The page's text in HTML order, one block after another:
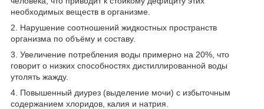
необходимых веществ в организме.
2. Нарушение соотношений жидкостных пространств
организма по объёму и составу.
3. Увеличение потребления воды примерно на 20%, что
говорит о низких способностях дистиллированной воды
утолять жажду.
4. Повышенный диурез (выделение мочи) с избыточным
содержанием хлоридов, калия и натрия.